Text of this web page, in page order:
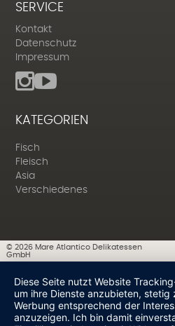
SERVICE
Kontakt
Datenschutz
Impressum
KATEGORIEN
Fisch
Fleisch
Asia
Verschiedenes
© 2026Mare Atlantico Delikatessen
GmbH
Diese Seite nutzt Website
um ihre Dienste anzubieten, stetig
Werbung entsprechend der
anzuzeigen. Ich bin damit